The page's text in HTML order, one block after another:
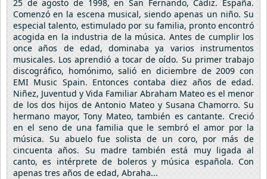
25 de agosto de 1998, en San Fernando, Cádiz. España.
Comenzó en la escena musical, siendo apenas un niño. Su
especial talento, estimulado por su familia, pronto encontró
acogida en la industria de la música. Antes de cumplir los
once años de edad, dominaba ya varios instrumentos
musicales. Los aprendió a tocar de oído. Su primer trabajo
discográfico, homónimo, salió en diciembre de 2009 con
EMI Music Spain. Entonces contaba diez años de edad.
Niñez, Juventud y Vida Familiar Abraham Mateo es el menor
de los dos hijos de Antonio Mateo y Susana Chamorro. Su
hermano mayor, Tony Mateo, también es cantante. Creció
en el seno de una familia que le sembró el amor por la
música. Su abuelo fue solista de un coro, por más de
cincuenta años. Su madre también está muy ligada al
canto, es intérprete de boleros y música española. Con
apenas tres años de edad, Abraha...